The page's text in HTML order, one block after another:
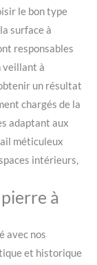
le bon type
surface à
responsables
veillant à
un résultat
chargés de la
adaptant aux
méticuleux
intérieurs,
à
avec nos
et historique